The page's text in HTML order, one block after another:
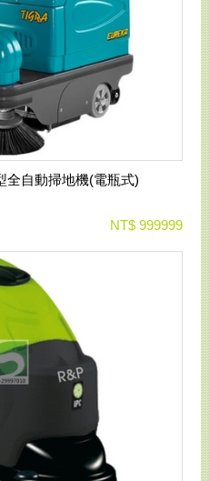
全自動掃地機(電瓶式)
NT$ 999999